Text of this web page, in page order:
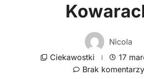
Nicola
Ciekawostki
17
Brak komentarzy